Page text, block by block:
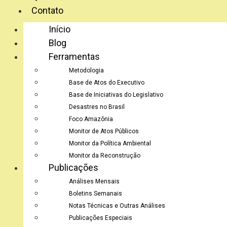
Contato
Início
Blog
Ferramentas
Metodologia
Base de Atos do Executivo
Base de Iniciativas do Legislativo
Desastres no Brasil
Foco Amazônia
Monitor de Atos Públicos
Monitor da Política Ambiental
Monitor da Reconstrução
Publicações
Análises Mensais
Boletins Semanais
Notas Técnicas e Outras Análises
Publicações Especiais